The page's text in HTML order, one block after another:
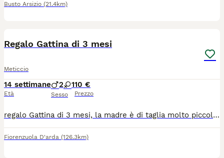
Busto Arsizio (21.4km)
Regalo Gattina di 3 mesi
Meticcio
14 settimane
Età
2 1
Sesso
10 €
Prezzo
regalo Gattina di 3 mesi, la madre è di taglia molto piccola a pelo corto il padre taglia media a pelo medio con occhi blu ha effettuato solo i controlli di base essendo ancora troppo piccola per le vaccinazioni e altre applicazioni.
Fiorenzuola D'arda (126.3km)